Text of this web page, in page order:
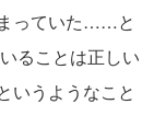
っていた……と
ることは正しい
いうようなこと